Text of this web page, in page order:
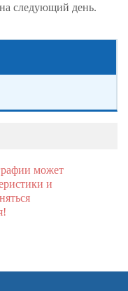
следующий день.
может
и